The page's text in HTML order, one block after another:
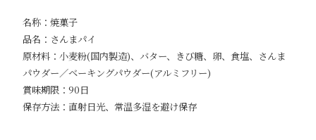
名称：焼菓子
品名：さんまパイ
原材料：小麦粉(国内製造)、バター、きび糖、卵、食塩、さんま
パウダー／ベーキングパウダー(アルミフリー)
賞味期限：90日
保存方法：直射日光、常温多湿を避け保存